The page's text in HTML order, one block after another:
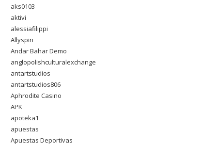
aks0103
aktivi
alessiafilippi
Allyspin
Andar Bahar Demo
anglopolishculturalexchange
antartstudios
antartstudios806
Aphrodite Casino
APK
apoteka1
apuestas
Apuestas Deportivas